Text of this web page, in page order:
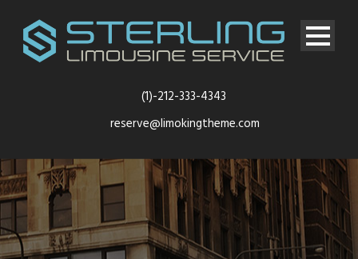
(1)-212-333-4343
reserve@limokingtheme.com